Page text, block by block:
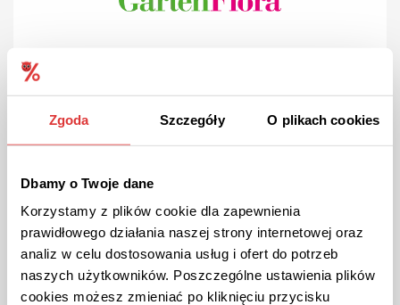
Zgoda Szczegóły O plikach cookies
Dbamy o Twoje dane
Korzystamy z plików cookie dla zapewnienia
prawidłowego działania naszej strony internetowej oraz
analiz w celu dostosowania usług i ofert do potrzeb
naszych użytkowników. Poszczególne ustawienia plików
cookies możesz zmieniać po kliknięciu przycisku
ANGEBOT Überprüft
Kalender von GartenFlora!
Schauen Sie auf dieser Webseite vorbei wenn Ihnen noch ein
ANGEBOT ANSEHEN
Gutschein gültig bis Stornierung